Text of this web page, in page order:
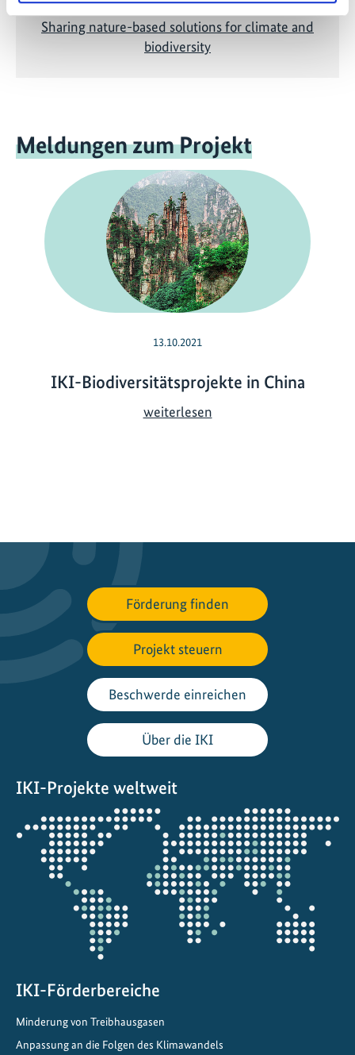
Sharing nature-based solutions for climate and
biodiversity
Meldungen zum Projekt
13.10.2021
IKI-Biodiversitätsprojekte in China
weiterlesenI
v
e
r
s
i
t
ä
t
s
j
e
k
t
e
i
a
Förderung finden
Projekt steuern
Beschwerde einreichen
Über die IKI
IKI-Projekte weltweit
Öffnet
die
Projektkarte
IKI-Förderbereiche
Minderung von Treibhausgasen
Anpassung an die Folgen des Klimawandels